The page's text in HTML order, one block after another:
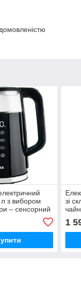
з вибором
– сенсорний
зі
1